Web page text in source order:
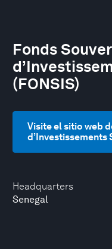
Headquarters
Senegal
Fonds
(FONSIS)
Visite el sitio web
d’Investissements